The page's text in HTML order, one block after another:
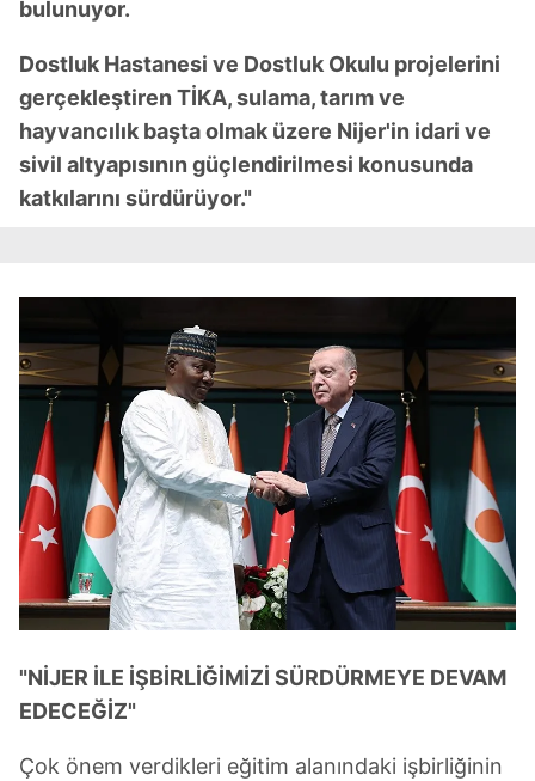
bulunuyor.
Dostluk Hastanesi ve Dostluk Okulu projelerini
gerçekleştiren TİKA, sulama, tarım ve
hayvancılık başta olmak üzere Nijer'in idari ve
sivil altyapısının güçlendirilmesi konusunda
katkılarını sürdürüyor."
"NİJER İLE İŞBİRLİĞİMİZİ SÜRDÜRMEYE DEVAM
EDECEĞİZ"
Çok önem verdikleri eğitim alanındaki işbirliğinin